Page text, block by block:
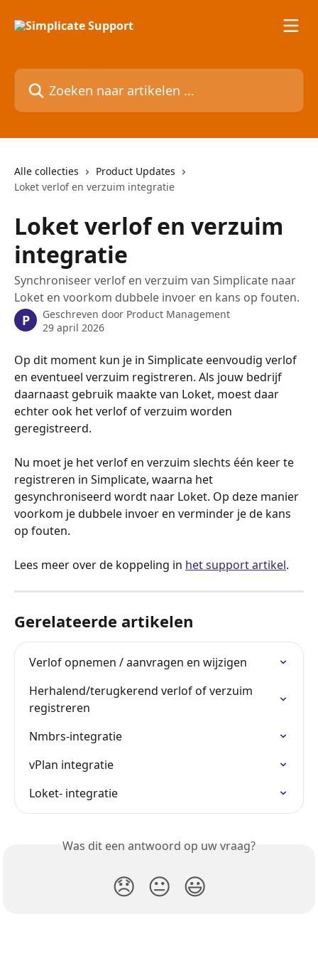
Zoeken naar artikelen ...
Alle collecties
Product Updates
Loket verlof en verzuim integratie
Loket verlof en verzuim
integratie
Synchroniseer verlof en verzuim van Simplicate naar
Loket en voorkom dubbele invoer en kans op fouten.
P Geschreven door Product Management
29 april 2026
Op dit moment kun je in Simplicate eenvoudig verlof
en eventueel verzuim registreren. Als jouw bedrijf
daarnaast gebruik maakte van Loket, moest daar
echter ook het verlof of verzuim worden
geregistreerd.
Nu moet je het verlof en verzuim slechts één keer te
registreren in Simplicate, waarna het
gesynchroniseerd wordt naar Loket. Op deze manier
voorkom je dubbele invoer en verminder je de kans
op fouten.
Lees meer over de koppeling in het support artikel.
Gerelateerde artikelen
Verlof opnemen / aanvragen en wijzigen
Herhalend/terugkerend verlof of verzuim
registreren
Nmbrs-integratie
vPlan integratie
Loket- integratie
Was dit een antwoord op uw vraag?
😞 😐 😃